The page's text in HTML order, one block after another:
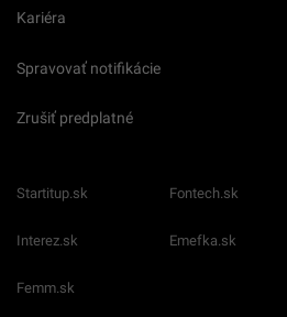
Kariéra
Spravovať notifikácie
Zrušiť predplatné
Startitup.sk Fontech.sk
Interez.sk Emefka.sk
Femm.sk